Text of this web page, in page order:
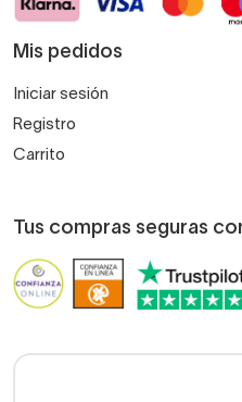
Mis pedidos
Iniciar sesión
Registro
Carrito
Tus compras seguras